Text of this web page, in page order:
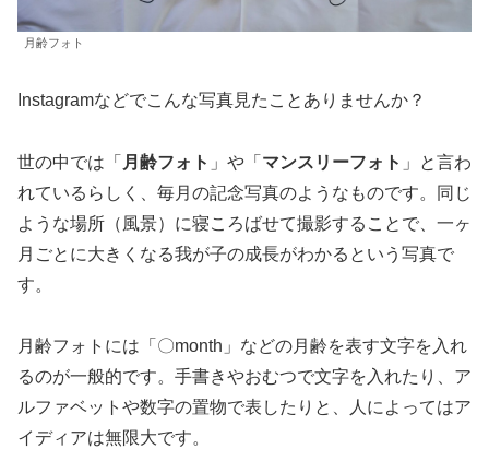
月齢フォト
Instagramなどでこんな写真見たことありませんか？
世の中では「 月齢フォト 」や「 マンスリーフォト 」と言わ
れているらしく、毎月の記念写真のようなものです。同じ
ような場所（風景）に寝ころばせて撮影することで、一ヶ
月ごとに大きくなる我が子の成長がわかるという写真で
す。
月齢フォトには「〇month」などの月齢を表す文字を入れ
るのが一般的です。手書きやおむつで文字を入れたり、ア
ルファベットや数字の置物で表したりと、人によってはア
イディアは無限大です。